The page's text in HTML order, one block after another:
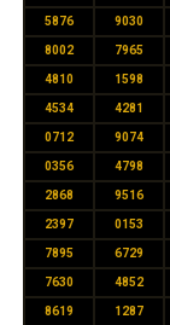
5876 9030
8002 7965
4810 1598
4534 4281
0712 9074
0356 4798
2868 9516
2397 0153
7895 6729
7630 4852
8619 1287